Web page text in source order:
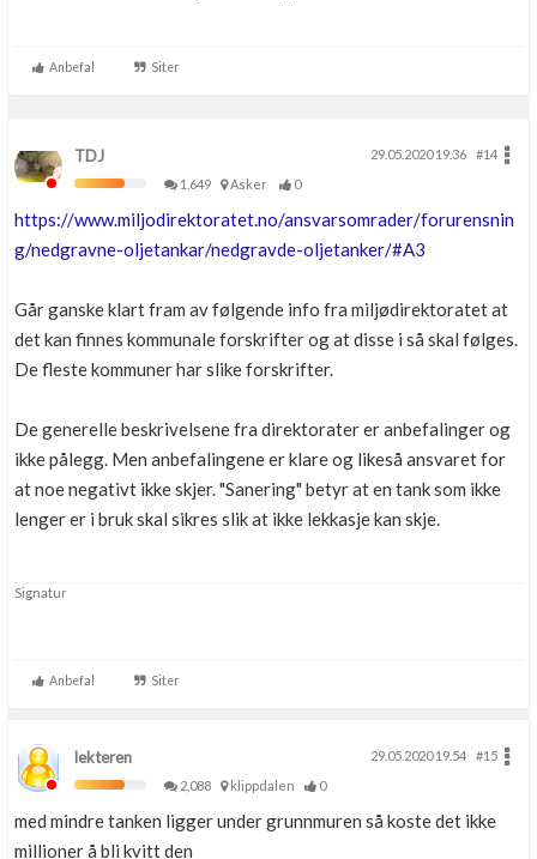
Anbefal Siter
TDJ 29.05.2020 19.36
#14
1,649
Asker 0
https://www.miljodirektoratet.no/ansvarsomrader/forurensnin
g/nedgravne-oljetankar/nedgravde-oljetanker/#A3
Går ganske klart fram av følgende info fra miljødirektoratet at
det kan finnes kommunale forskrifter og at disse i så skal følges.
De fleste kommuner har slike forskrifter.
De generelle beskrivelsene fra direktorater er anbefalinger og
ikke pålegg. Men anbefalingene er klare og likeså ansvaret for
at noe negativt ikke skjer. "Sanering" betyr at en tank som ikke
lenger er i bruk skal sikres slik at ikke lekkasje kan skje.
Signatur
Anbefal Siter
lekteren 29.05.2020 19.54
#15
2,088
klippdalen 0
med mindre tanken ligger under grunnmuren så koste det ikke
millioner å bli kvitt den